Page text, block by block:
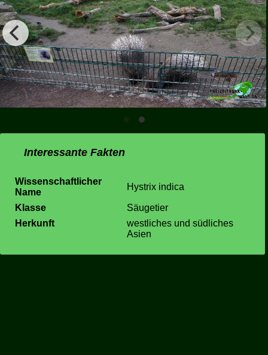
Interessante Fakten
Wissenschaftlicher
Name
Hystrix indica
Klasse
Säugetier
Herkunft
westliches und südliches
Asien